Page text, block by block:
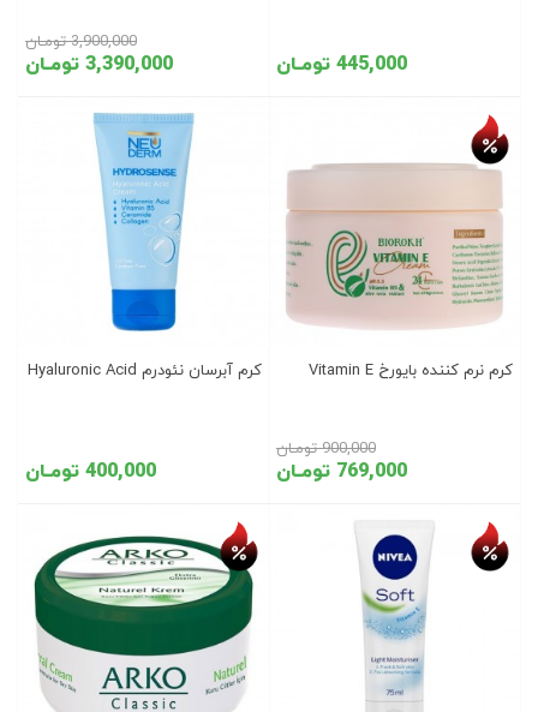
445,000 تومـان 3,390,000 تومـان
3,900,000 تومـان
کرم نرم کننده بایورخ Vitamin E
769,000 تومـان
900,000 تومـان
کرم آبرسان نئودرم Hyaluronic Acid
400,000 تومـان